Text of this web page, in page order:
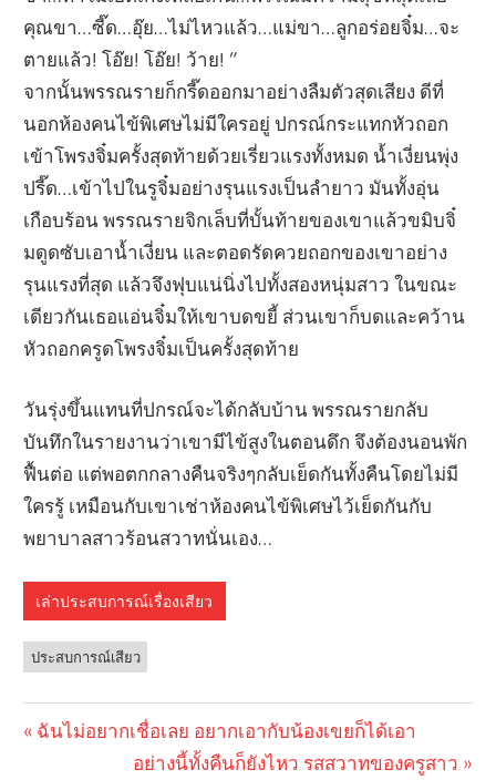
คุณขา…ซี๊ด…อุ๊ย…ไม่ไหวแล้ว…แม่ขา…ลูกอร่อยจิ๋ม…จะ
ตายแล้ว! โอ๊ย! โอ๊ย! ว้าย! ”
จากนั้นพรรณรายก็กรี๊ดออกมาอย่างลืมตัวสุดเสียง ดีที่
นอกห้องคนไข้พิเศษไม่มีใครอยู่ ปกรณ์กระแทกหัวถอก
เข้าโพรงจิ๋มครั้งสุดท้ายด้วยเรี่ยวแรงทั้งหมด น้ำเงี่ยนพุ่ง
ปรี๊ด…เข้าไปในรูจิ๋มอย่างรุนแรงเป็นลำยาว มันทั้งอุ่น
เกือบร้อน พรรณรายจิกเล็บที่บั้นท้ายของเขาแล้วขมิบจิ๋
มดูดซับเอาน้ำเงี่ยน และตอดรัดควยถอกของเขาอย่าง
รุนแรงที่สุด แล้วจึงฟุบแน่นิ่งไปทั้งสองหนุ่มสาว ในขณะ
เดียวกันเธอแอ่นจิ๋มให้เขาบดขยี้ ส่วนเขาก็บดและคว้าน
หัวถอกครูดโพรงจิ๋มเป็นครั้งสุดท้าย
วันรุ่งขึ้นแทนที่ปกรณ์จะได้กลับบ้าน พรรณรายกลับ
บันทึกในรายงานว่าเขามีไข้สูงในตอนดึก จึงต้องนอนพัก
ฟื้นต่อ แต่พอตกกลางคืนจริงๆกลับเย็ดกันทั้งคืนโดยไม่มี
ใครรู้ เหมือนกับเขาเช่าห้องคนไข้พิเศษไว้เย็ดกันกับ
พยาบาลสาวร้อนสวาทนั่นเอง…
เล่าประสบการณ์เรื่องเสียว
ประสบการณ์เสียว
Previous
ฉันไม่อยากเชื่อเลย อยากเอากับน้องเขยก็ได้เอา
Next
อย่างนี้ทั้งคืนก็ยังไหว รสสวาทของครูสาว